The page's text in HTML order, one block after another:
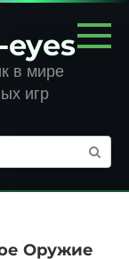
в мире
игр
Оружие